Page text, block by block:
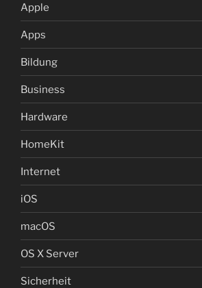
Apple
Apps
Bildung
Business
Hardware
HomeKit
Internet
iOS
macOS
OS X Server
Sicherheit